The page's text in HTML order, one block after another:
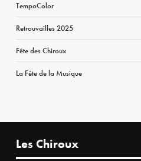
TempoColor
Retrouvailles 2025
Fête des Chiroux
La Fête de la Musique
Les Chiroux